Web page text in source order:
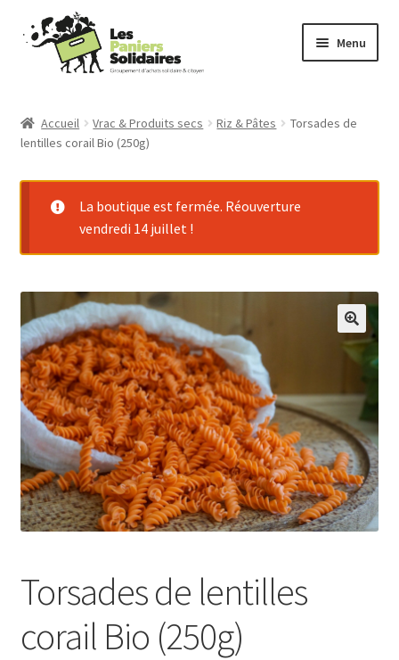
Aller
Aller
contenu
Menu
Producteurs
Actu
Contact
Connexion
Accueil Vrac & Produits secs Riz & Pâtes
Torsades de
lentilles corail Bio (250g)
La boutique est fermée. Réouverture
vendredi 14 juillet !
Torsades de lentilles
corail Bio (250g)